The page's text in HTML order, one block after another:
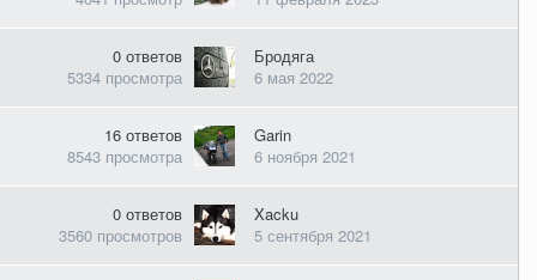
0 ответов
5334 просмотра
Бродяга
6 мая 2022
16 ответов
8543 просмотра
Garin
6 ноября 2021
0 ответов
3560 просмотров
Xacku
5 сентября 2021